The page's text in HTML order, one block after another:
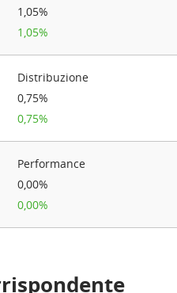
1,05%
1,05%
Distribuzione
0,75%
0,75%
Performance
0,00%
0,00%